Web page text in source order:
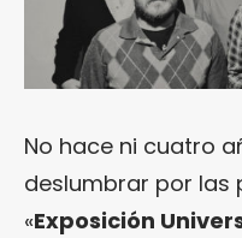
No hace ni cuatro
deslumbrar por las
«Exposición